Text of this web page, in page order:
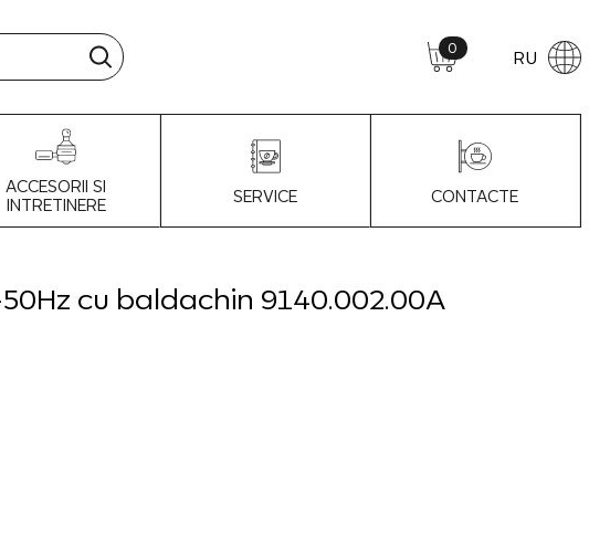
0 RU
ACCESORII SI
INTRETINERE
SERVICE CONTACTE
cu baldachin 9140.002.00A